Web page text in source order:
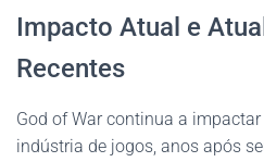
Impacto Atual e
Recentes
God of War continua a
indústria de jogos, anos após